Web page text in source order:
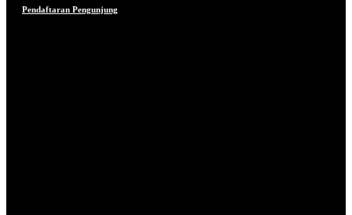
Pendaftaran Pengunjung